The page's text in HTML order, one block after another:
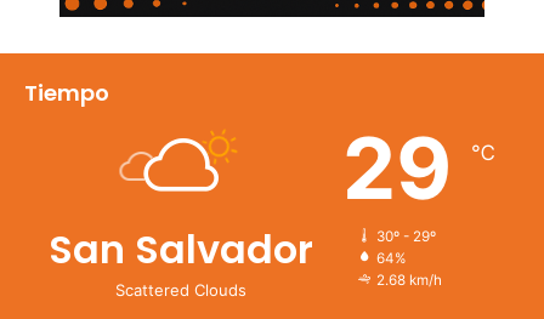
Tiempo
San Salvador
Scattered Clouds
29 ℃
30º - 29º
64%
2.68 km/h